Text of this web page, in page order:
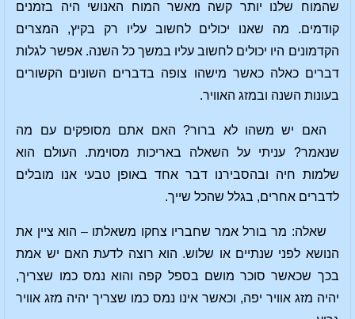
שהמוח שלנו יותר קשה מאשר המוח האנושי היה בזמנים
קודמים. מה שאנו יכולים לחשוב עליו רק בקיץ, המצרים
הקדמונים היו יכולים לחשוב עליו במשך כל השנה. אפשר לגלות
דברים כאלה כאשר מישהו צופה בדברים השונים הקשורים
בעונות השנה ובמזג האוויר.
האם יש משהו לא ברור? האם אתם מסופקים עם מה
שנאמר? עניתי על השאלה באריכות מסוימת. העולם הוא
שלמות חיה ובהסבירנו דבר אחד באופן טבעי אנו מובלים
לדברים אחרים, בגלל שהכל שייך.
שאלה: מר בורל אמר שחבריו צחקו משאלתו – הוא ציין את
הנושא לפני שנתיים או שלוש. הוא רוצה לדעת האם יש אמת
בכך שכאשר סוכר מושם בספל קפה והוא נמס כמו שצריך,
יהיה מזג אוויר יפה, וכאשר אינו נמס כמו שצריך יהיה מזג אוויר